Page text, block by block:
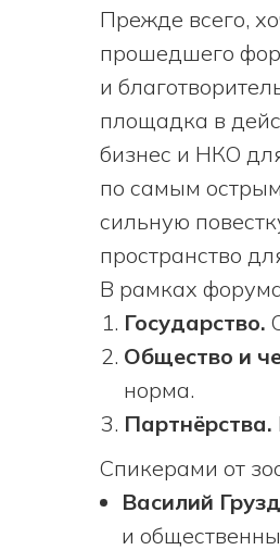
Прежде всего,
прошедшего
и
площадка в
бизнес и НКО
по самым
сильную
пространство
В рамках
Государство.
Общество и
норма.
Партнёрства.
Спикерами от
Василий
и